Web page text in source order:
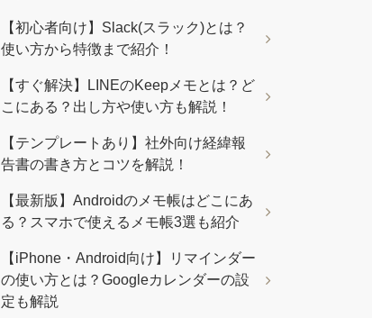
【初心者向け】Slack(スラック)とは？
使い方から特徴まで紹介！
【すぐ解決】LINEのKeepメモとは？ど
こにある？出し方や使い方も解説！
【テンプレートあり】社外向け経緯報
告書の書き方とコツを解説！
【最新版】Androidのメモ帳はどこにあ
る？スマホで使えるメモ帳3選も紹介
【iPhone・Android向け】リマインダー
の使い方とは？Googleカレンダーの設
定も解説